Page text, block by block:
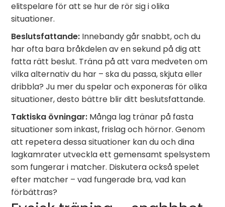
elitspelare för att se hur de rör sig i olika
situationer.
Beslutsfattande: Innebandy går snabbt, och du
har ofta bara bråkdelen av en sekund på dig att
fatta rätt beslut. Träna på att vara medveten om
vilka alternativ du har – ska du passa, skjuta eller
dribbla? Ju mer du spelar och exponeras för olika
situationer, desto bättre blir ditt beslutsfattande.
Taktiska övningar: Många lag tränar på fasta
situationer som inkast, frislag och hörnor. Genom
att repetera dessa situationer kan du och dina
lagkamrater utveckla ett gemensamt spelsystem
som fungerar i matcher. Diskutera också spelet
efter matcher – vad fungerade bra, vad kan
förbättras?